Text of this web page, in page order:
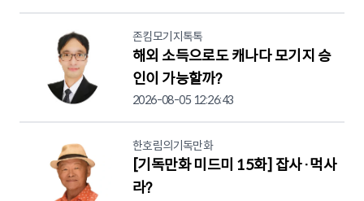
존킴모기지톡톡
해외 소득으로도 캐나다 모기지 승
인이 가능할까?
2026-08-05 12:26:43
한호림의기독만화
[기독만화 미드미 15화] 잡사·먹사
라?